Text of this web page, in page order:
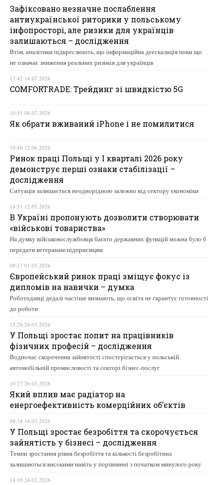
Зафіксовано незначне послаблення
антиукраїнської риторики у польському
інфопросторі, але ризики для українців
залишаються – дослідження
Втім, аналітики підкреслюють, що інформаційна деескалація поки що
не означає зниження реальних ризиків для українців
17:42 14.07.2026
COMFORTRADE: Трейдинг зі швидкістю 5G
10:51 08.07.2026
Як обрати вживаний iPhone і не помилитися
10:40 12.06.2026
Ринок праці Польщі у І кварталі 2026 року
демонструє перші ознаки стабілізації –
дослідження
Ситуація залишається неоднорідною залежно від сектору економіки
18:51 12.05.2026
В Україні пропонують дозволити створювати
«військові товариства»
На думку військовослужбовця багато державних функцій можна було б
передати ветеранам-підприємцям
09:17 01.05.2026
Європейський ринок праці зміщує фокус із
дипломів на навички – думка
Роботодавці дедалі частіше визнають, що освіта не гарантує готовності
до роботи
15:28 26.03.2026
У Польщі зростає попит на працівників
фізичних професій – дослідження
Водночас скорочення зайнятості спостерігається у польській
автомобільній промисловості та секторі бізнес-послуг
10:27 26.03.2026
Який вплив має радіатор на
енергоефективність комерційних об’єктів
08:34 16.03.2026
У Польщі зростає безробіття та скорочується
зайнятість у бізнесі – дослідження
Темпи зростання рівня безробіття та кількості безробітних
залишаються високими навіть у порівнянні з початком минулого року
14:35 24.02.2026